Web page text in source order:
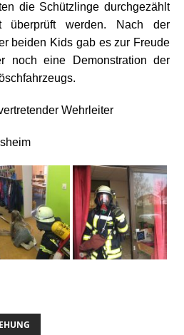
die Schützlinge durchgezählt
überprüft werden. Nach der
beiden Kids gab es zur Freude
noch eine Demonstration der
Wehrleiter